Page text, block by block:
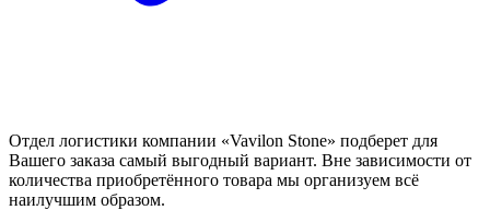
Отдел логистики компании «Vavilon Stone» подберет для
Вашего заказа самый выгодный вариант. Вне зависимости от
количества приобретённого товара мы организуем всё
наилучшим образом.